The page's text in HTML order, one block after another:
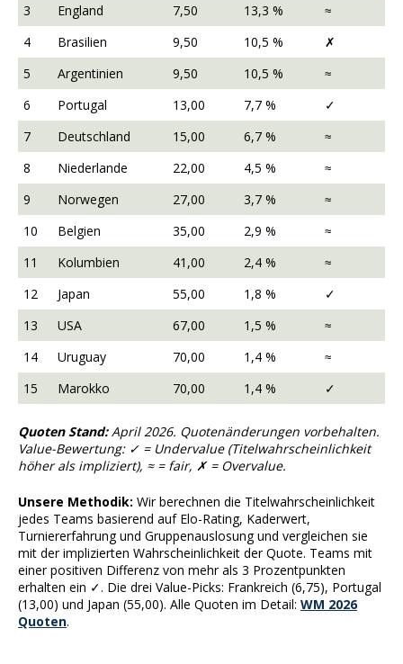
3
England 7,50 13,3 %
≈
4
Brasilien 9,50 10,5 %
✗
5
Argentinien 9,50 10,5 %
≈
6
Portugal 13,00 7,7 %
✓
7
Deutschland 15,00 6,7 %
≈
8
Niederlande 22,00 4,5 %
≈
9
Norwegen 27,00 3,7 %
≈
10
Belgien 35,00 2,9 %
≈
11
Kolumbien 41,00 2,4 %
≈
12
Japan 55,00 1,8 %
✓
13
USA 67,00 1,5 %
≈
14
Uruguay 70,00 1,4 %
≈
15
Marokko 70,00 1,4 % ✓
Quoten Stand:April 2026. Quotenänderungen vorbehalten.
Value-Bewertung: ✓ = Undervalue (Titelwahrscheinlichkeit
höher als impliziert), ≈ = fair, ✗ = Overvalue.
Unsere Methodik: Wir berechnen die Titelwahrscheinlichkeit
jedes Teams basierend auf Elo-Rating, Kaderwert,
Turniererfahrung und Gruppenauslosung und vergleichen sie
mit der implizierten Wahrscheinlichkeit der Quote. Teams mit
einer positiven Differenz von mehr als 3 Prozentpunkten
erhalten ein ✓. Die drei Value-Picks: Frankreich (6,75), Portugal
(13,00) und Japan (55,00). Alle Quoten im Detail: WM 2026
Quoten.